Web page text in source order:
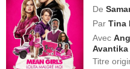
De
Par Tina
Avec
Avantika
Titre